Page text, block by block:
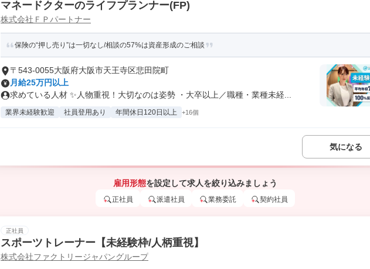
マネードクターのライフプランナー(FP)
株式会社ＦＰパートナー
保険の“押し売り”は一切なし/相談の57%は資産形成のご相談
〒543-0055大阪府大阪市天王寺区悲田院町
月給25万円以上
求めている人材 ✨人物重視！大切なのは姿勢 ・大卒以上／職種・業種未経...
業界未経験歓迎 社員登用あり 年間休日120日以上 +16個
気になる
雇用形態を設定して求人を絞り込みましょう
正社員 派遣社員 業務委託 契約社員
正社員
スポーツトレーナー【未経験枠/人柄重視】
株式会社ファクトリージャパングループ